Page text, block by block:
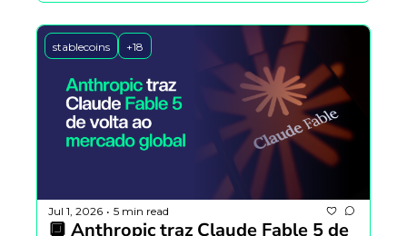
stablecoins +18
Jul 1, 2026 • 5 min read
🔲 Anthropic traz Claude Fable 5 de